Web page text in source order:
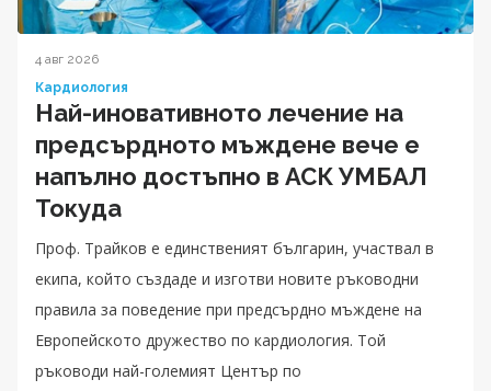
4 авг 2026
Кардиология
Най-иновативното лечение на
предсърдното мъждене вече е
напълно достъпно в АСК УМБАЛ
Токуда
Проф. Трайков е единственият българин, участвал в
екипа, който създаде и изготви новите ръководни
правила за поведение при предсърдно мъждене на
Европейското дружество по кардиология. Той
ръководи най-големият Център по